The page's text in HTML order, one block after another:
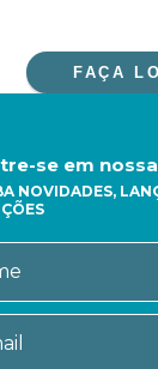
FAÇA
se em
NOVIDADES,